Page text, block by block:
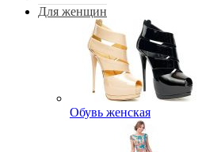
Для женщин
Обувь женская